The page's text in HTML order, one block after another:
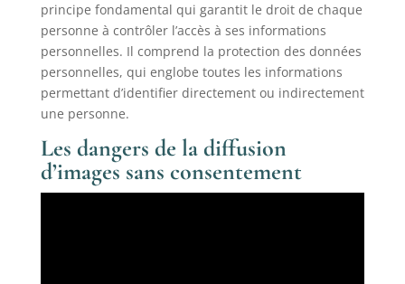
principe fondamental qui garantit le droit de chaque
personne à contrôler l’accès à ses informations
personnelles. Il comprend la protection des données
personnelles, qui englobe toutes les informations
permettant d’identifier directement ou indirectement
une personne.
Les dangers de la diffusion
d’images sans consentement